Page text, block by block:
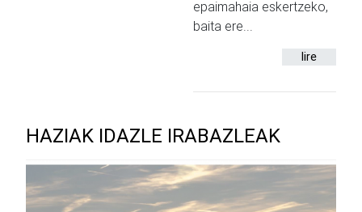
epaimahaia eskertzeko,
baita ere...
lire
HAZIAK IDAZLE IRABAZLEAK